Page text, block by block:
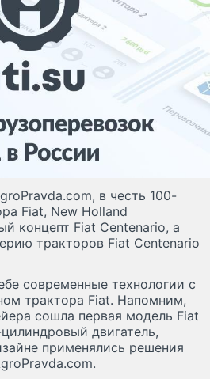
в честь 100-
Fiat, New Holland
концепт Fiat Centenario, а
тракторов Fiat Centenario
современные технологии с
трактора Fiat. Напомним,
сошла первая модель Fiat
двигатель,
применялись решения